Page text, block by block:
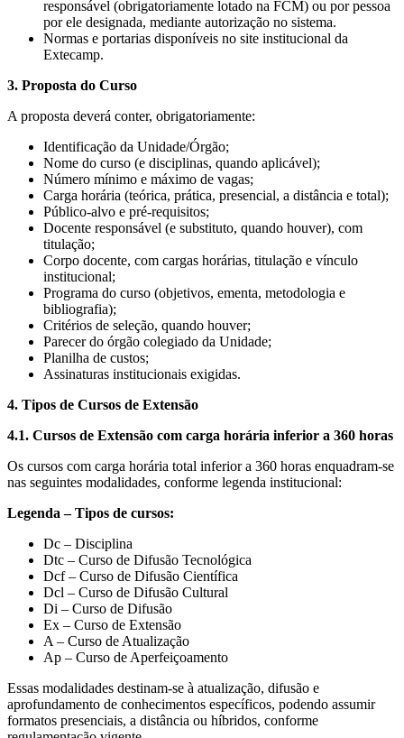
responsável (obrigatoriamente lotado na FCM) ou por pessoa
por ele designada, mediante autorização no sistema.
Normas e portarias disponíveis no site institucional da
Extecamp.
3. Proposta do Curso
A proposta deverá conter, obrigatoriamente:
Identificação da Unidade/Órgão;
Nome do curso (e disciplinas, quando aplicável);
Número mínimo e máximo de vagas;
Carga horária (teórica, prática, presencial, a distância e total);
Público-alvo e pré-requisitos;
Docente responsável (e substituto, quando houver), com
titulação;
Corpo docente, com cargas horárias, titulação e vínculo
institucional;
Programa do curso (objetivos, ementa, metodologia e
bibliografia);
Critérios de seleção, quando houver;
Parecer do órgão colegiado da Unidade;
Planilha de custos;
Assinaturas institucionais exigidas.
4. Tipos de Cursos de Extensão
4.1. Cursos de Extensão com carga horária inferior a 360 horas
Os cursos com carga horária total inferior a 360 horas enquadram-se
nas seguintes modalidades, conforme legenda institucional:
Legenda – Tipos de cursos:
Dc – Disciplina
Dtc – Curso de Difusão Tecnológica
Dcf – Curso de Difusão Científica
Dcl – Curso de Difusão Cultural
Di – Curso de Difusão
Ex – Curso de Extensão
A – Curso de Atualização
Ap – Curso de Aperfeiçoamento
Essas modalidades destinam-se à atualização, difusão e
aprofundamento de conhecimentos específicos, podendo assumir
formatos presenciais, a distância ou híbridos, conforme